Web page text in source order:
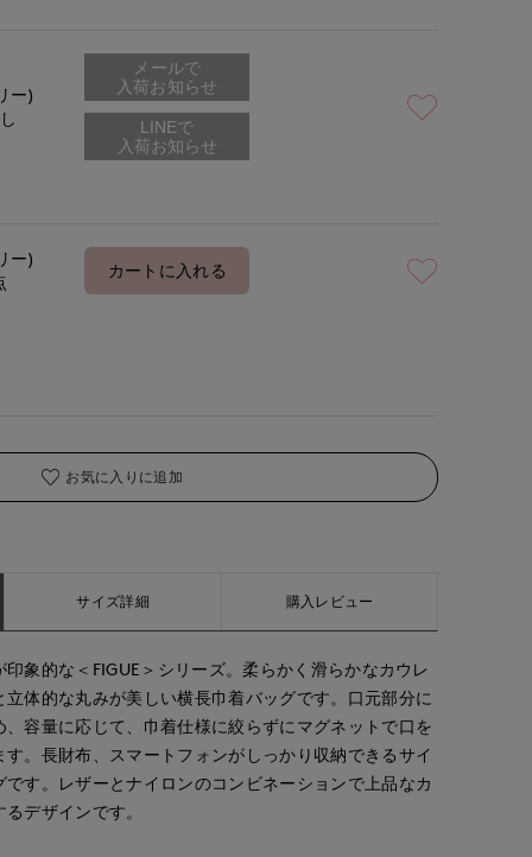
ー)
メールで
入荷お知らせ
ー)
カートに入れる
お気に入りに追加
サイズ詳細 購入レビュー
象的な＜FIGUE＞シリーズ。柔らかく滑らかなカウレ
体的な丸みが美しい横長巾着バッグです。口元部分に
容量に応じて、巾着仕様に絞らずにマグネットで口を
。長財布、スマートフォンがしっかり収納できるサイ
す。レザーとナイロンのコンビネーションで上品なカ
デザインです。